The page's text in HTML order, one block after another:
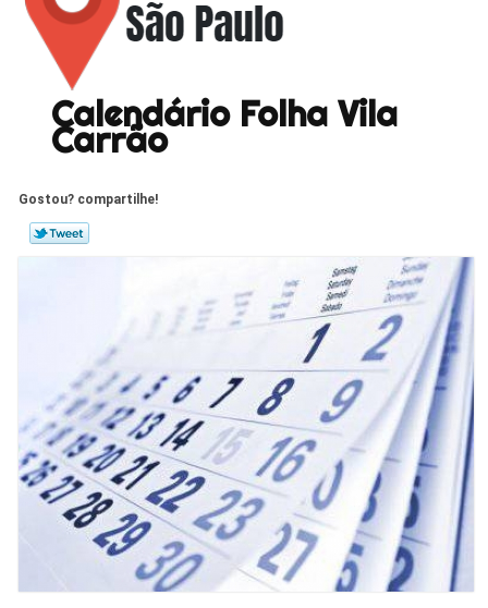
Calendário Folha Vila
Carrão
Gostou? compartilhe!